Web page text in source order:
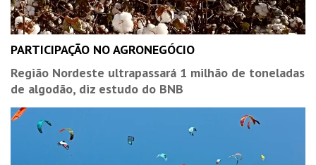
PARTICIPAÇÃO NO AGRONEGÓCIO
Região Nordeste ultrapassará 1 milhão de toneladas
de algodão, diz estudo do BNB